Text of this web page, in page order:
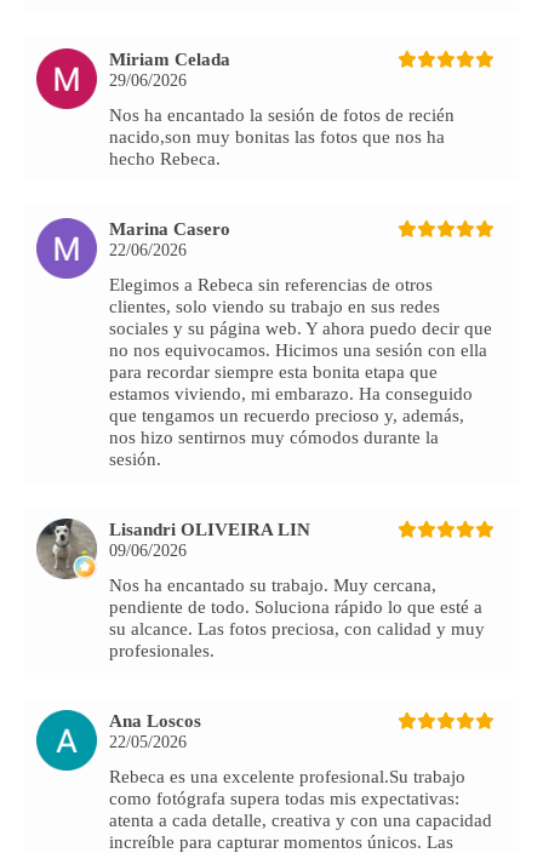
Miriam Celada
29/06/2026
Nos ha encantado la sesión de fotos de recién
nacido,son muy bonitas las fotos que nos ha
hecho Rebeca.
Marina Casero
22/06/2026
Elegimos a Rebeca sin referencias de otros
clientes, solo viendo su trabajo en sus redes
sociales y su página web. Y ahora puedo decir que
no nos equivocamos. Hicimos una sesión con ella
para recordar siempre esta bonita etapa que
estamos viviendo, mi embarazo. Ha conseguido
que tengamos un recuerdo precioso y, además,
nos hizo sentirnos muy cómodos durante la
sesión.
Lisandri OLIVEIRA LIN
09/06/2026
Nos ha encantado su trabajo. Muy cercana,
pendiente de todo. Soluciona rápido lo que esté a
su alcance. Las fotos preciosa, con calidad y muy
profesionales.
Ana Loscos
22/05/2026
Rebeca es una excelente profesional.Su trabajo
como fotógrafa supera todas mis expectativas:
atenta a cada detalle, creativa y con una capacidad
increíble para capturar momentos únicos. Las